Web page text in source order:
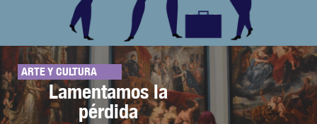
ARTE Y CULTURA
Lamentamos la
pérdida